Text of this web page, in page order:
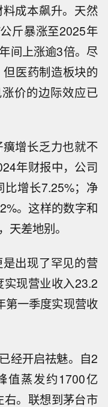
成本飙升。天然
斤暴涨至2025年
间上涨逾3倍。尽
医药制造板块的
价的边际效应已
增长乏力也就不
年财报中，公司
增长7.25%；净
。这样的数字和
天差地别。
出现了罕见的营
现营业收入23.2
第一季度实现营收
经开启祛魅。自2
值蒸发约1700亿
。联想到茅台市